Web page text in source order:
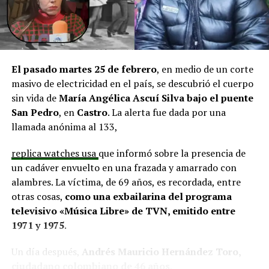
fundamentales para el desarrollo comunitario.
El alcalde de Quemchi, Javier Ugarte, expresó una
situación similar, señalando que en su comuna tienen
proyectos elegibles tanto en PMU como en PMB, pero
que hasta la fecha no han recibido respuesta clara sobre
si se entregarán los recursos. “Preocupa esta situación,
estos son proyectos que vienen trabajándose desde
hace tiempo y que hoy están en riesgo por la falta de
En la comuna deCuraco de Vélez, la alcaldesa Javiera
Yáñezindicó que históricamente la Subdere ha apoyado
a los municipios en diversos proyectos y que confía en
que durante el año se asignen nuevos recursos, aunque
reconoció una disminución evidente en comparación
ha presentado iniciativas por más de 200 millones de
El pasado martes 25 de febrero, en medio de un corte
masivo de electricidad en el país, se descubrió el cuerpo
sin vida deMaría Angélica Ascuí Silvabajo el puente
San Pedro, en Castro. La alerta fue dada por una
llamada anónima al 133,
replica watches usa que informó sobre la presencia de
un cadáver envuelto en una frazada y amarrado con
alambres. La víctima, de 69 años, es recordada, entre
otras cosas, como una exbailarina del programa
televisivo «Música Libre» de TVN, emitido entre
1971 y 1975.
Un día después,
Andrés Mauricio Hernández Toro,